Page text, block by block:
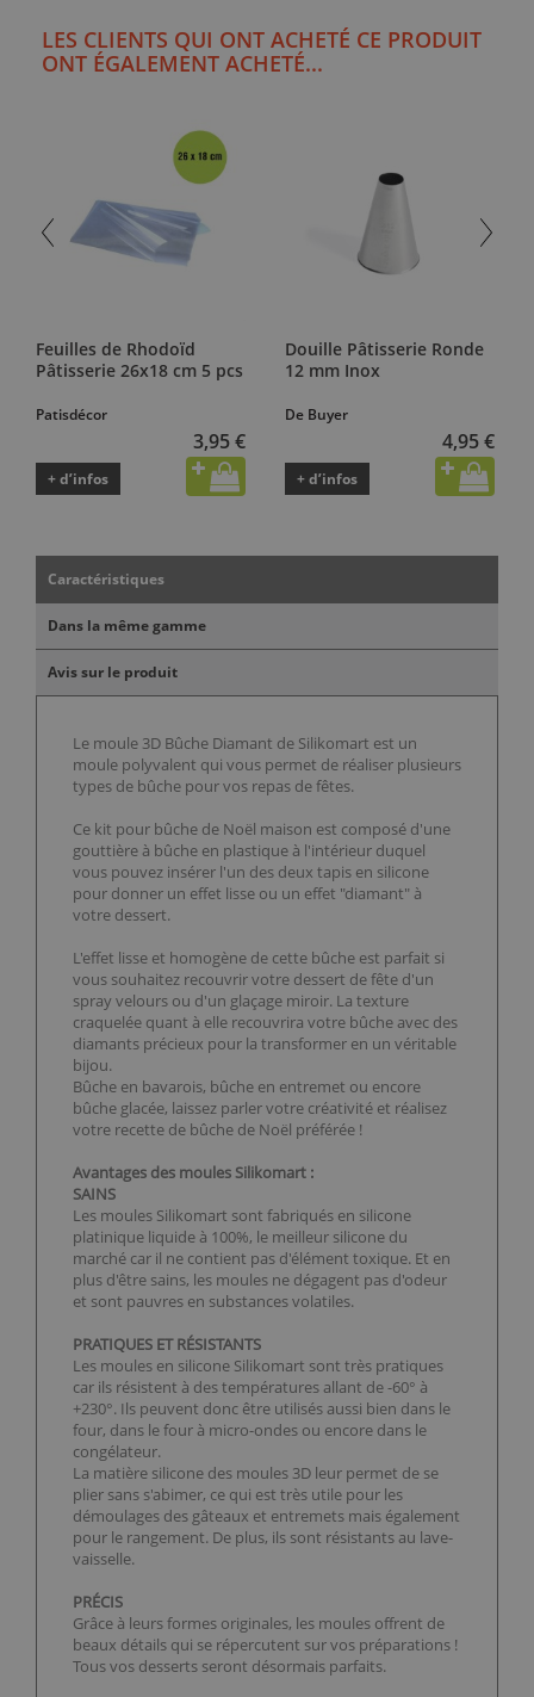
LES CLIENTS QUI ONT ACHETÉ CE PRODUIT
ONT ÉGALEMENT ACHETÉ...
Feuilles de Rhodoïd
Pâtisserie 26x18 cm 5 pcs
Patisdécor
3,95 €
+ d’infos
Douille Pâtisserie Ronde
12 mm Inox
De Buyer
4,95 €
+ d’infos
Caractéristiques
Dans la même gamme
Avis sur le produit
Le moule 3D Bûche Diamant de Silikomart est un
moule polyvalent qui vous permet de réaliser plusieurs
types de bûche pour vos repas de fêtes.
Ce kit pour bûche de Noël maison est composé d'une
gouttière à bûche en plastique à l'intérieur duquel
vous pouvez insérer l'un des deux tapis en silicone
pour donner un effet lisse ou un effet "diamant" à
votre dessert.
L'effet lisse et homogène de cette bûche est parfait si
vous souhaitez recouvrir votre dessert de fête d'un
spray velours ou d'un glaçage miroir. La texture
craquelée quant à elle recouvrira votre bûche avec des
diamants précieux pour la transformer en un véritable
bijou.
Bûche en bavarois, bûche en entremet ou encore
bûche glacée, laissez parler votre créativité et réalisez
votre recette de bûche de Noël préférée !
Avantages des moules Silikomart :
SAINS
Les moules Silikomart sont fabriqués en silicone
platinique liquide à 100%, le meilleur silicone du
marché car il ne contient pas d'élément toxique. Et en
plus d'être sains, les moules ne dégagent pas d'odeur
et sont pauvres en substances volatiles.
PRATIQUES ET RÉSISTANTS
Les moules en silicone Silikomart sont très pratiques
car ils résistent à des températures allant de -60° à
+230°. Ils peuvent donc être utilisés aussi bien dans le
four, dans le four à micro-ondes ou encore dans le
congélateur.
La matière silicone des moules 3D leur permet de se
plier sans s'abimer, ce qui est très utile pour les
démoulages des gâteaux et entremets mais également
pour le rangement. De plus, ils sont résistants au lave-
vaisselle.
PRÉCIS
Grâce à leurs formes originales, les moules offrent de
beaux détails qui se répercutent sur vos préparations !
Tous vos desserts seront désormais parfaits.